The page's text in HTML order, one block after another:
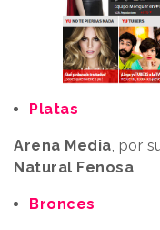
Platas
Arena Media, por
Natural Fenosa
Bronces